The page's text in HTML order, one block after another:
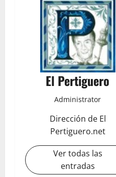
El Pertiguero
Administrator
Dirección de El
Pertiguero.net
Ver todas las
entradas